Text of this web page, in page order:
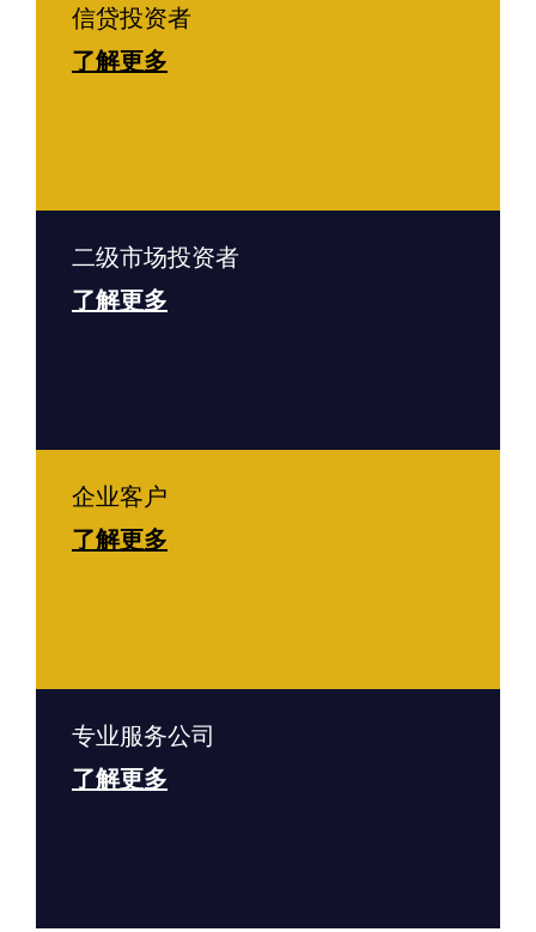
信贷投资者
了解更多
二级市场投资者
了解更多
企业客户
了解更多
专业服务公司
了解更多